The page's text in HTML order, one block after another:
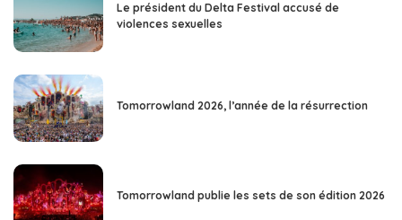
Le président du Delta Festival accusé de
violences sexuelles
Tomorrowland 2026, l’année de la résurrection
Tomorrowland publie les sets de son édition 2026